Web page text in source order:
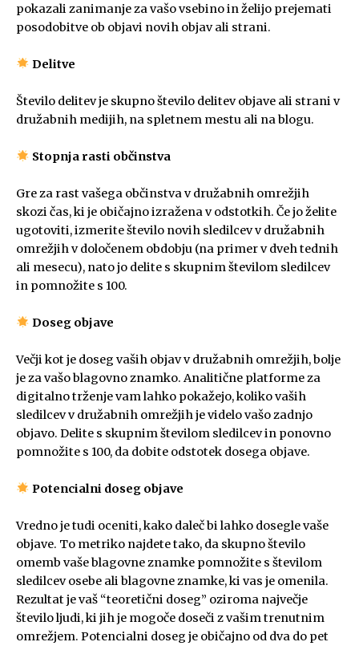
pokazali zanimanje za vašo vsebino in želijo prejemati
posodobitve ob objavi novih objav ali strani.
Delitve
Število delitev je skupno število delitev objave ali strani v
družabnih medijih, na spletnem mestu ali na blogu.
Stopnja rasti občinstva
Gre za rast vašega občinstva v družabnih omrežjih
skozi čas, ki je običajno izražena v odstotkih. Če jo želite
ugotoviti, izmerite število novih sledilcev v družabnih
omrežjih v določenem obdobju (na primer v dveh tednih
ali mesecu), nato jo delite s skupnim številom sledilcev
in pomnožite s 100.
Doseg objave
Večji kot je doseg vaših objav v družabnih omrežjih, bolje
je za vašo blagovno znamko. Analitične platforme za
digitalno trženje vam lahko pokažejo, koliko vaših
sledilcev v družabnih omrežjih je videlo vašo zadnjo
objavo. Delite s skupnim številom sledilcev in ponovno
pomnožite s 100, da dobite odstotek dosega objave.
Potencialni doseg objave
Vredno je tudi oceniti, kako daleč bi lahko dosegle vaše
objave. To metriko najdete tako, da skupno število
omemb vaše blagovne znamke pomnožite s številom
sledilcev osebe ali blagovne znamke, ki vas je omenila.
Rezultat je vaš “teoretični doseg” oziroma največje
število ljudi, ki jih je mogoče doseči z vašim trenutnim
omrežjem. Potencialni doseg je običajno od dva do pet